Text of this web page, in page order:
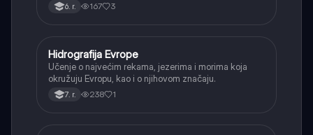
6. r. 167 3
Geografija
Hidrografija Evrope
Učenje o najvećim rekama, jezerima i morima koja
okružuju Evropu, kao i o njihovom značaju.
7. r. 238 1